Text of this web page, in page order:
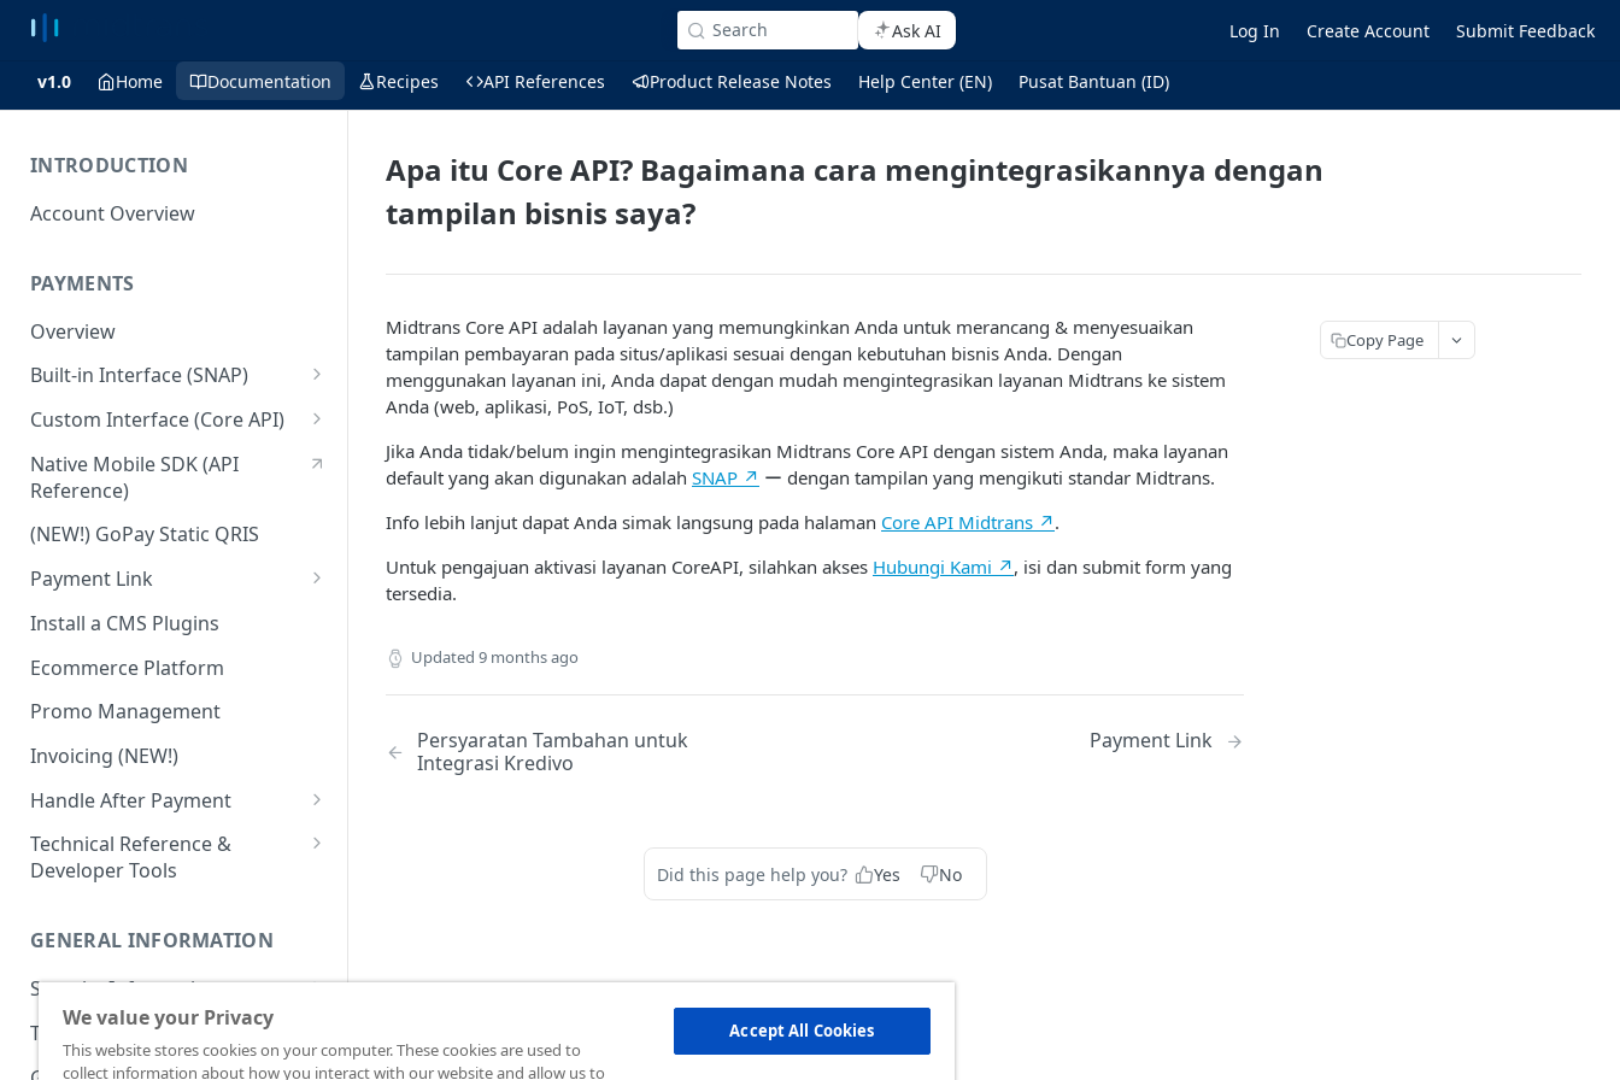
Search Ask AI Log In Create Account Submit Feedback
v1.0 Home Documentation Recipes API References Product Release Notes Help Center (EN) Pusat Bantuan (ID)
INTRODUCTION
Account Overview
PAYMENTS
Overview
Built-in Interface (SNAP)
Getting Started
Integration Guide
Interactive Demo
Advanced Feature
Custom Interface (Core API)
Integration: Card Payment
Integration: Bank Transfer
Integration: E-Wallet
Integration: Over the Counter
Payment
Integration: Cardless Credit
Payment
Advanced Features
Native Mobile SDK (API
Reference)
(NEW!) GoPay Static QRIS
Payment Link
Payment Link via API
Install a CMS Plugins
Ecommerce Platform
Promo Management
Invoicing (NEW!)
Handle After Payment
Email Notification
HTTP(S) Notification /
GET Status API Requests
Dashboard Usage & Action
Technical Reference &
Developer Tools
Testing Payment on Sandbox
Postman Collection
GENERAL INFORMATION
Security Information
PCI DSS
3 Domain Secure (3DS)
Technical FAQ
Apa itu Core API? Bagaimana cara mengintegrasikannya dengan
tampilan bisnis saya?
Midtrans Core API adalah layanan yang memungkinkan Anda untuk merancang & menyesuaikan
tampilan pembayaran pada situs/aplikasi sesuai dengan kebutuhan bisnis Anda. Dengan
menggunakan layanan ini, Anda dapat dengan mudah mengintegrasikan layanan Midtrans ke sistem
Anda (web, aplikasi, PoS, IoT, dsb.)
Jika Anda tidak/belum ingin mengintegrasikan Midtrans Core API dengan sistem Anda, maka layanan
default yang akan digunakan adalah SNAP ↗ ー dengan tampilan yang mengikuti standar Midtrans.
Info lebih lanjut dapat Anda simak langsung pada halaman Core API Midtrans ↗.
Untuk pengajuan aktivasi layanan CoreAPI, silahkan akses Hubungi Kami ↗, isi dan submit form yang
tersedia.
Updated 9 months ago
Persyaratan Tambahan untuk
Integrasi Kredivo
Payment Link
Did this page help you? Yes No
Copy Page
We value your Privacy
This website stores cookies on your computer. These cookies are used to
collect information about how you interact with our website and allow us to
Accept All Cookies